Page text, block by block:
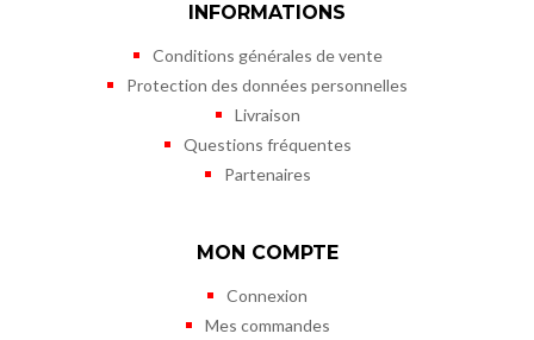
INFORMATIONS
Conditions générales de vente
Protection des données personnelles
Livraison
Questions fréquentes
Partenaires
MON COMPTE
Connexion
Mes commandes